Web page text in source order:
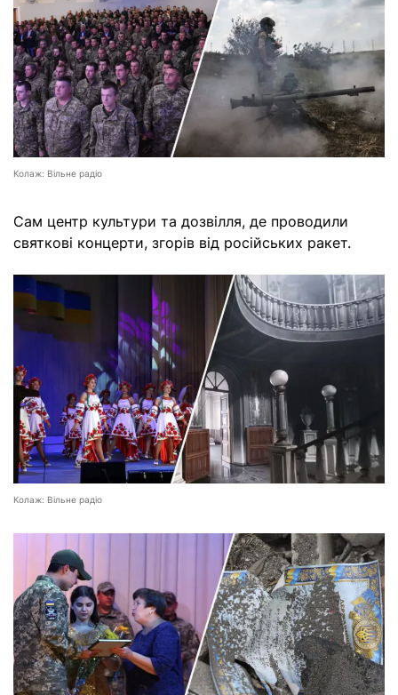
Колаж: Вільне радіо
Сам центр культури та дозвілля, де проводили
святкові концерти, згорів від російських ракет.
Колаж: Вільне радіо